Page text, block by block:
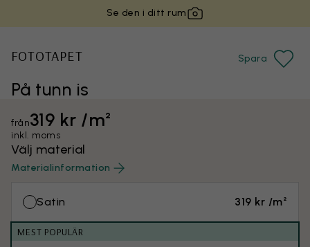
Se den i ditt rum
På tunn is
FOTOTAPET Spara
från319 kr /m²
inkl. moms
Välj material
Materialinformation
Satin 319 kr /m²
MEST POPULÄR